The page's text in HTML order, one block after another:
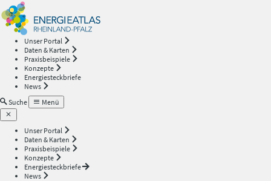
Unser Portal
Daten & Karten
Praxisbeispiele
Konzepte
Energiesteckbriefe
News
Suche
Menü
Unser Portal
Daten & Karten
Praxisbeispiele
Konzepte
Energiesteckbriefe
News